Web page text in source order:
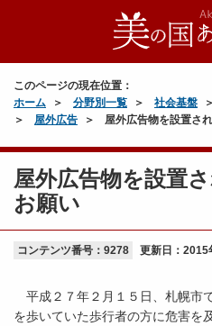
このページの現在位置：
ホーム
分野別一覧 社会基盤
屋外広告
屋外広告物を設置さ
屋外広告物を設置
お願い
コンテンツ番号：9278 更新日： 2015
平成２７年２月１５日、札幌市
を歩いていた歩行者の方に危害を